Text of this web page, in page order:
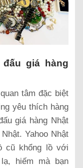
giá hàng
tâm đặc biệt
yêu thích hàng
giá hàng Nhật
Yahoo Nhật
cũ khổng lồ với
hiếm mà bạn